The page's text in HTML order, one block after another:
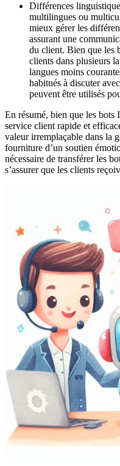
Différences
multilingues ou
mieux gérer les
assurant une
du client. Bien que les
clients dans plusieurs
langues moins
habitués à discuter
peuvent être utilisés
En résumé, bien que les bots
service client rapide et
valeur irremplaçable dans la
fourniture d’un soutien
nécessaire de transférer les
s’assurer que les clients